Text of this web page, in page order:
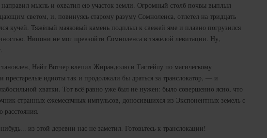
мысль и охватил ею участок земли. Огромный столб почвы выплыл
светом, и, повинуясь старому разуму Сомноленса, отлетел на тридцать
кучей. Тяжёлый маяковый камень подплыл к свежей яме и плавно погрузился
Нипони не мог превзойти Сомноленса в тяжёлой левитации. Ну,
Найт Вотчер влепил Жирандолю и Тагтейлу по магическому
престарелые идиоты так и продолжали бы драться за транслокатор, — и
хватки. Тот всё равно уже был не нужен: было совершенно ясно, что
странных ежемесячных импульсов, доносившихся из Экспонентных земель с
расстояния.
из этой деревни нас не заметил. Готовьтесь к транслокации!